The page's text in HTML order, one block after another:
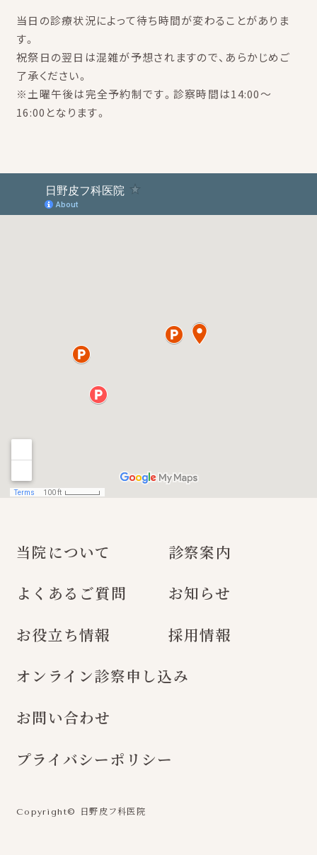
当日の診療状況によって待ち時間が変わることがありま
す。
祝祭日の翌日は混雑が予想されますので、あらかじめご
了承ください。
※土曜午後は完全予約制です。診察時間は14:00～
16:00となります。
当院について
診察案内
よくあるご質問
お知らせ
お役立ち情報
採用情報
オンライン診察申し込み
お問い合わせ
プライバシーポリシー
Copyright© 日野皮フ科医院